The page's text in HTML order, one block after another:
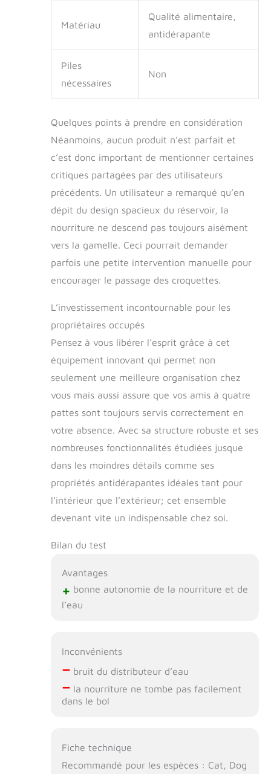
base, de les
nettoyer avec de
l'eau propre, puis
et la base ensemble
pour terminer le
entre le distributeur
un design de siphon.
Lorsque le niveau
d'eau dans la base
hauteur, il cessera
automatiquement
la base pour éviter
les fuites d'eau.
Lorsque l'animal
remplit
base avec de l'eau
Matériau
Qualité alimentaire,
antidérapante
Piles
nécessaires
Non
Quelques points à prendre en considération
Néanmoins, aucun produit n’est parfait et
c’est donc important de mentionner certaines
critiques partagées par des utilisateurs
précédents. Un utilisateur a remarqué qu’en
dépit du design spacieux du réservoir, la
nourriture ne descend pas toujours aisément
vers la gamelle. Ceci pourrait demander
parfois une petite intervention manuelle pour
encourager le passage des croquettes.
L’investissement incontournable pour les
propriétaires occupés
Pensez à vous libérer l’esprit grâce à cet
équipement innovant qui permet non
seulement une meilleure organisation chez
vous mais aussi assure que vos amis à quatre
pattes sont toujours servis correctement en
votre absence. Avec sa structure robuste et ses
nombreuses fonctionnalités étudiées jusque
dans les moindres détails comme ses
propriétés antidérapantes idéales tant pour
l’intérieur que l’extérieur; cet ensemble
devenant vite un indispensable chez soi.
Bilan du test
Avantages
+ bonne autonomie de la nourriture et de
l’eau
Inconvénients
–bruit du distributeur d’eau
–la nourriture ne tombe pas facilement
dans le bol
Fiche technique
Recommandé pour les espèces : Cat, Dog